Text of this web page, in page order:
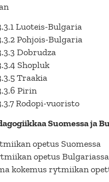
Luoteis-Bulgaria
Pohjois-Bulgaria
Dobrudza
Shopluk
Traakia
Pirin
Rodopi-vuoristo
Suomessa ja
opetus Suomessa
opetus Bulgariassa
kokemus rytmiikan